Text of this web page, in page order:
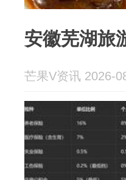
安徽芜湖旅
芒果V资讯 2026-